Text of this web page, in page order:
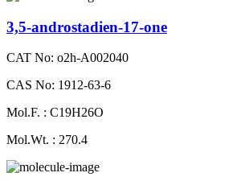
3,5-androstadien-17-one
CAT No: o2h-A002040
CAS No: 1912-63-6
Mol.F. : C19H26O
Mol.Wt. : 270.4